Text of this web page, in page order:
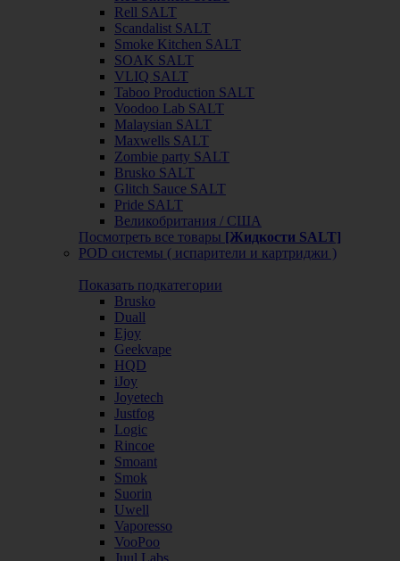
Rell SALT
Scandalist SALT
Smoke Kitchen SALT
SOAK SALT
VLIQ SALT
Taboo Production SALT
Voodoo Lab SALT
Malaysian SALT
Maxwells SALT
Zombie party SALT
Brusko SALT
Glitch Sauce SALT
Pride SALT
Великобритания / США
Посмотреть все товары [Жидкости SALT]
POD системы ( испарители и картриджи )
Показать подкатегории
Brusko
Duall
Ejoy
Geekvape
HQD
iJoy
Joyetech
Justfog
Logic
Rincoe
Smoant
Smok
Suorin
Uwell
Vaporesso
VooPoo
Juul Labs